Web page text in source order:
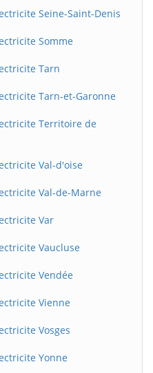
Seine-Saint-Denis
Somme
Tarn
Tarn-et-Garonne
Territoire de
Val-d'oise
Val-de-Marne
Var
Vaucluse
Vendée
Vienne
Vosges
Yonne